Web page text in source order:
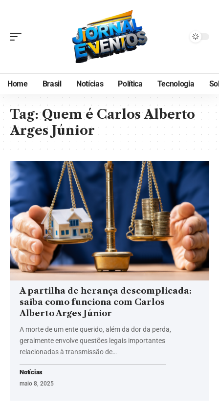
Home Brasil Notícias Política Tecnologia
Tag:Quem é Carlos Alberto
Arges Júnior
A partilha de herança descomplicada:
saiba como funciona com Carlos
Alberto Arges Júnior
A morte de um ente querido, além da dor da perda,
geralmente envolve questões legais importantes
relacionadas à transmissão de…
Notícias
maio 8, 2025